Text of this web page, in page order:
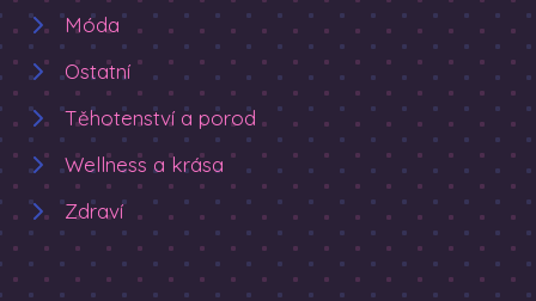
Móda
Ostatní
Těhotenství a porod
Wellness a krása
Zdraví